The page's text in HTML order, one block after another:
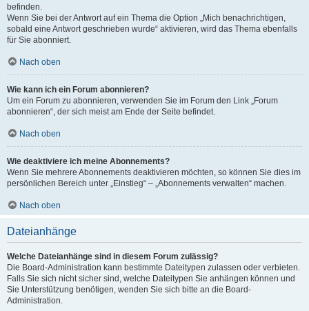
befinden.
Wenn Sie bei der Antwort auf ein Thema die Option „Mich benachrichtigen,
sobald eine Antwort geschrieben wurde“ aktivieren, wird das Thema ebenfalls
für Sie abonniert.
Nach oben
Wie kann ich ein Forum abonnieren?
Um ein Forum zu abonnieren, verwenden Sie im Forum den Link „Forum
abonnieren“, der sich meist am Ende der Seite befindet.
Nach oben
Wie deaktiviere ich meine Abonnements?
Wenn Sie mehrere Abonnements deaktivieren möchten, so können Sie dies im
persönlichen Bereich unter „Einstieg“ – „Abonnements verwalten“ machen.
Nach oben
Dateianhänge
Welche Dateianhänge sind in diesem Forum zulässig?
Die Board-Administration kann bestimmte Dateitypen zulassen oder verbieten.
Falls Sie sich nicht sicher sind, welche Dateitypen Sie anhängen können und
Sie Unterstützung benötigen, wenden Sie sich bitte an die Board-
Administration.